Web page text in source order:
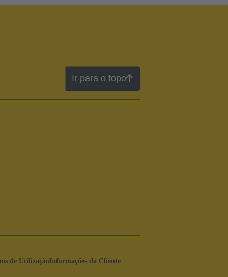
Ir para o topo
de UtilizaçãoInformações do Cliente